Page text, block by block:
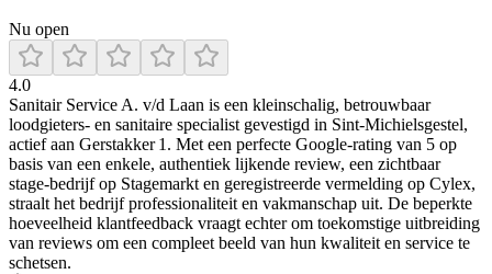
Nu open
4.0
Sanitair Service A. v/d Laan is een kleinschalig, betrouwbaar
loodgieters- en sanitaire specialist gevestigd in Sint‑Michielsgestel,
actief aan Gerstakker 1. Met een perfecte Google-rating van 5 op
basis van een enkele, authentiek lijkende review, een zichtbaar
stage‑bedrijf op Stagemarkt en geregistreerde vermelding op Cylex,
straalt het bedrijf professionaliteit en vakmanschap uit. De beperkte
hoeveelheid klantfeedback vraagt echter om toekomstige uitbreiding
van reviews om een compleet beeld van hun kwaliteit en service te
schetsen.